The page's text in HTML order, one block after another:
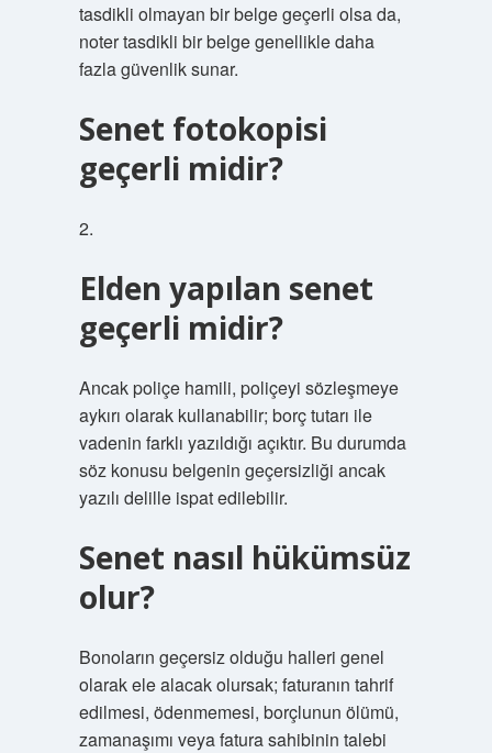
tasdikli olmayan bir belge geçerli olsa da,
noter tasdikli bir belge genellikle daha
fazla güvenlik sunar.
Senet fotokopisi
geçerli midir?
2.
Elden yapılan senet
geçerli midir?
Ancak poliçe hamili, poliçeyi sözleşmeye
aykırı olarak kullanabilir; borç tutarı ile
vadenin farklı yazıldığı açıktır. Bu durumda
söz konusu belgenin geçersizliği ancak
yazılı delille ispat edilebilir.
Senet nasıl hükümsüz
olur?
Bonoların geçersiz olduğu halleri genel
olarak ele alacak olursak; faturanın tahrif
edilmesi, ödenmemesi, borçlunun ölümü,
zamanaşımı veya fatura sahibinin talebi